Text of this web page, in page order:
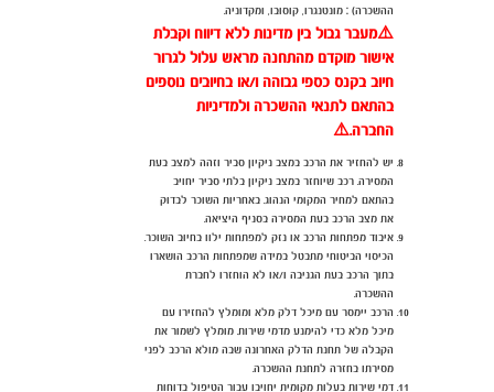
ההשכרה) :מונטנגרו, קוסובו, ומקדוניה.
⚠️מעבר גבול בין מדינות ללא דיווח וקבלת
אישור מוקדם מהתחנה מראש עלול לגרור
חיוב בקנס כספי גבוהה ו/או בחיובים נוספים
בהתאם לתנאי ההשכרה ולמדיניות
החברה.⚠️
יש להחזיר את הרכב במצב ניקיון סביר וזהה למצב בעת
המסירה. רכב שיוחזר במצב ניקיון בלתי סביר יחויב
בהתאם למחיר המקומי הנהוג. באחריות השוכר לבדוק
את מצב הרכב בעת המסירה בסניף היציאה.
איבוד מפתחות הרכב או נזק למפתחות ילוו בחיוב השוכר.
הכיסוי הביטוחי מתבטל במידה שמפתחות הרכב הושארו
בתוך הרכב בעת הגניבה ו/או לא הוחזרו לחברת
ההשכרה.
הרכב יימסר עם מיכל דלק מלא ומומלץ להחזירו עם
מיכל מלא כדי להימנע מדמי שירות. מומלץ לשמור את
הקבלה של תחנת הדלק האחרונה שבה מולא הרכב לפני
מסירתו בחזרה לתחנת ההשכרה.
דמי שירות בעלות מקומית יחויבו עבור הטיפול בדוחות